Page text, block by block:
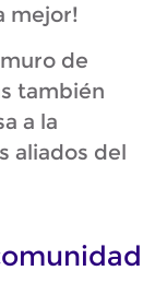
mejor!
de
también
a la
aliados del